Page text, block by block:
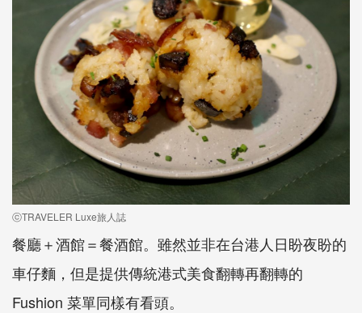
ⓒTRAVELER Luxe旅人誌
餐廳＋酒館＝餐酒館。雖然並非在台港人日盼夜盼的
車仔麵，但是提供傳統港式美食翻轉再翻轉的
Fushion 菜單同樣有看頭。